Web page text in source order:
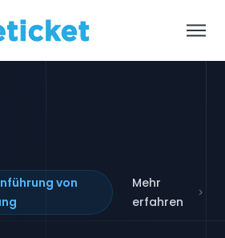
von
Mehr
erfahren